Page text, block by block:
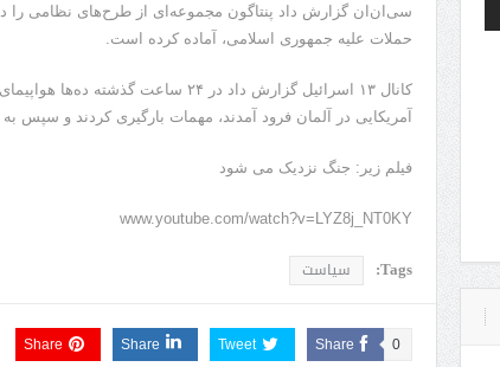
سی‌ان‌ان گزارش داد پنتاگون مجموعه‌ای از طرح‌های نظامی را
حملات علیه جمهوری اسلامی، آماده کرده است.
کانال ۱۳ اسرائیل گزارش داد در ۲۴ ساعت
آمریکایی در آلمان فرود آمدند، مهمات بارگیری کردند و سپس به
فیلم زیر: جنگ نزدیک می شود
www.youtube.com/watch?v=LYZ8j_NT0KY
Tags: سیاست
Share 0
Tweet
Share
Share